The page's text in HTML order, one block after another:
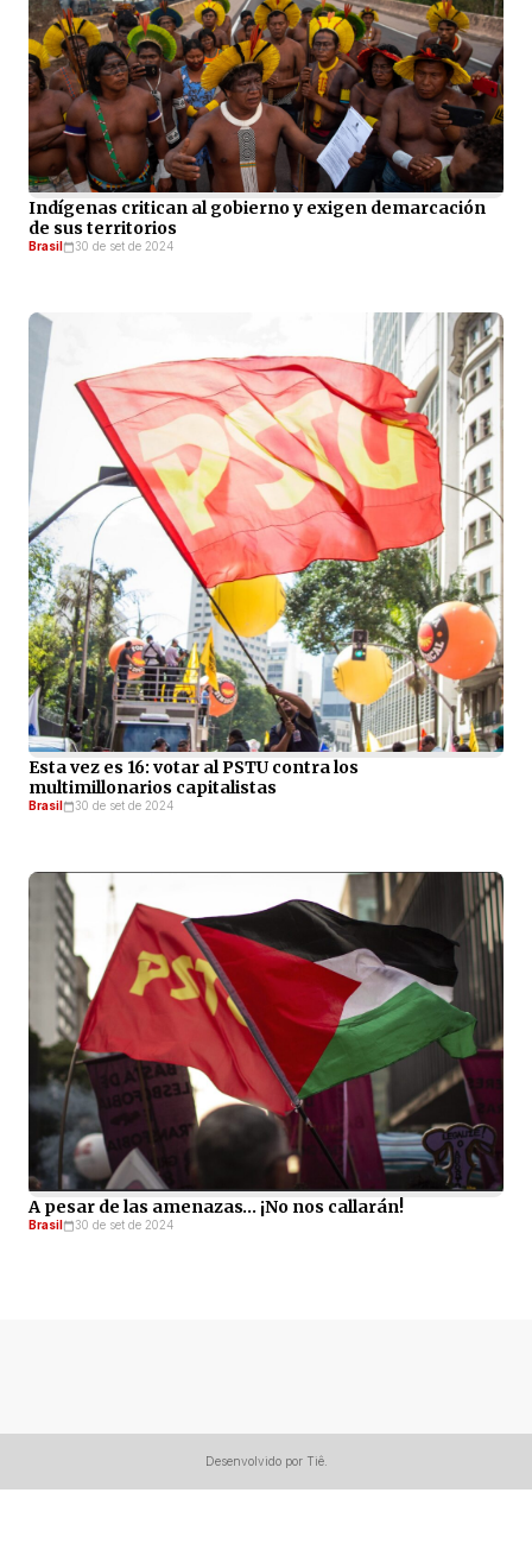
Indígenas critican al gobierno y exigen demarcación
de sus territorios
Brasil 30 de set de 2024
Esta vez es 16: votar al PSTU contra los
multimillonarios capitalistas
Brasil 30 de set de 2024
A pesar de las amenazas… ¡No nos callarán!
Brasil 30 de set de 2024
Desenvolvido por Tiê.